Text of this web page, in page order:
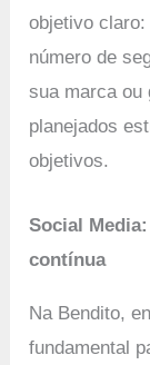
objetivo
número de
sua marca ou
planejados
objetivos.
Social
contínua
Na Bendito,
fundamental